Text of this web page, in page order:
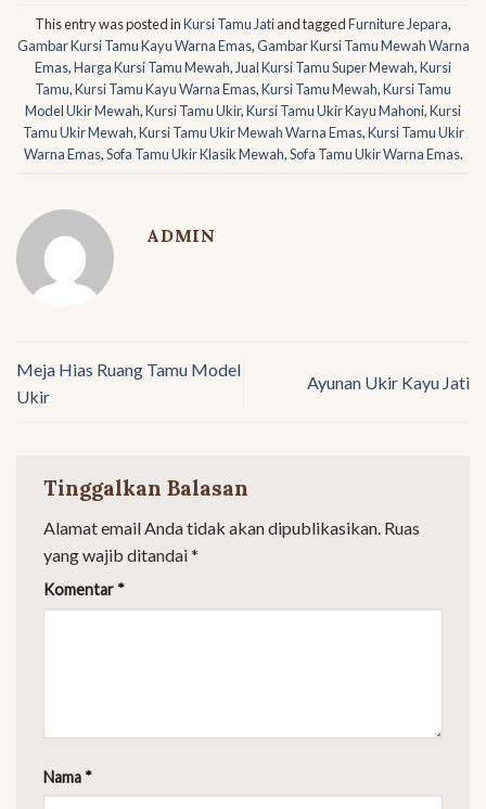
This entry was posted inKursi Tamu Jatiand taggedFurniture Jepara,
Gambar Kursi Tamu Kayu Warna Emas,Gambar Kursi Tamu Mewah Warna
Emas,Harga Kursi Tamu Mewah, Jual Kursi Tamu Super Mewah,Kursi
Tamu,Kursi Tamu Kayu Warna Emas,Kursi Tamu Mewah,Kursi Tamu
Model Ukir Mewah,Kursi Tamu Ukir,Kursi Tamu Ukir Kayu Mahoni,Kursi
Tamu Ukir Mewah,Kursi Tamu Ukir Mewah Warna Emas,Kursi Tamu Ukir
Warna Emas,Sofa Tamu Ukir Klasik Mewah,Sofa Tamu Ukir Warna Emas.
ADMIN
Meja Hias Ruang Tamu Model
Ukir
Ayunan Ukir Kayu Jati
Tinggalkan Balasan
Alamat email Anda tidak akan dipublikasikan. Ruas
yang wajib ditandai*
Komentar *
Nama *